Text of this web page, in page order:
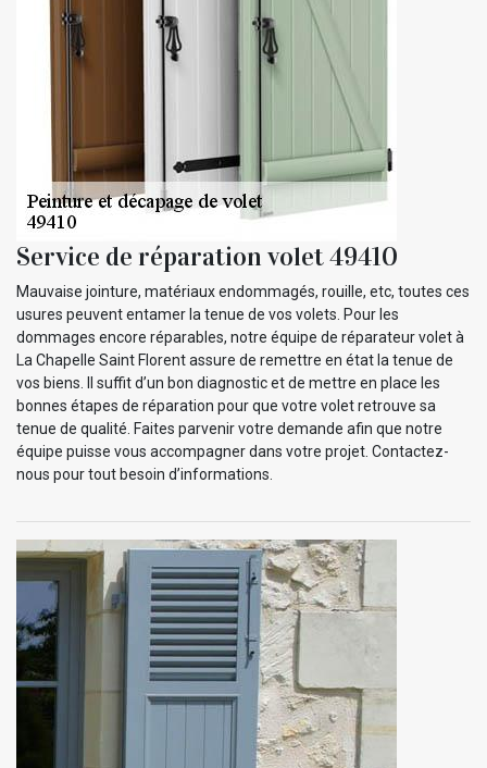
Service de réparation volet 49410
Mauvaise jointure, matériaux endommagés, rouille, etc, toutes ces
usures peuvent entamer la tenue de vos volets. Pour les
dommages encore réparables, notre équipe de réparateur volet à
La Chapelle Saint Florent assure de remettre en état la tenue de
vos biens. Il suffit d’un bon diagnostic et de mettre en place les
bonnes étapes de réparation pour que votre volet retrouve sa
tenue de qualité. Faites parvenir votre demande afin que notre
équipe puisse vous accompagner dans votre projet. Contactez-
nous pour tout besoin d’informations.